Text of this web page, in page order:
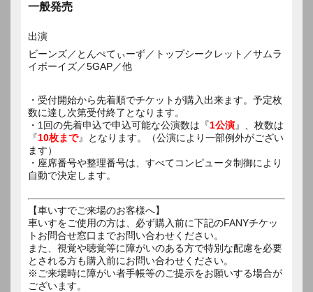
一般発売
出演
ビーンズ／とんぺてぃーず／トップシークレット／サムラ
イボーイズ／5GAP／他
・受付開始から先着順でチケットが購入出来ます。予定枚
数に達し次第受付終了となります。
・1回の先着申込で申込可能な公演数は『1公演』、枚数は
『10枚まで』となります。（公演により一部例外がござい
ます）
・座席番号や整理番号は、すべてコンピュータ制御により
自動で決定します。
【車いすでご来場のお客様へ】
車いすをご使用の方は、必ず購入前に下記のFANYチケッ
トお問合せ窓口までお問い合わせください。
また、視覚や聴覚等に障がいのある方で特別な配慮を必要
とされる方も購入前にお問い合わせください。
※ご来場時に障がい者手帳等のご提示をお願いする場合が
ございます。